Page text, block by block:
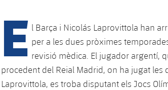
E l Barça i Nicolás Laprovittola han
per a les dues pròximes
revisió mèdica. El jugador argentí,
procedent del Reial Madrid, on ha jugat
Laprovittola, es troba disputant els Jocs